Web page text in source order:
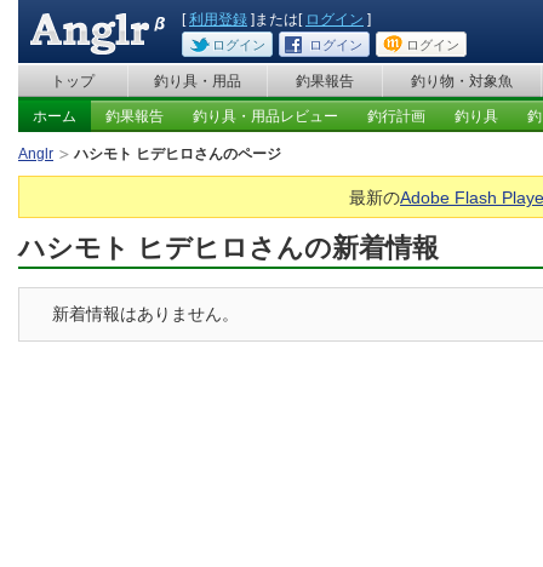
[利用登録 ]または[ ログイン ]
ログイン ログイン ログイン
トップ 釣り具・用品 釣果報告 釣り物・対象魚
ホーム 釣果報告 釣り具・用品レビュー 釣行計画 釣り具
Anglr ハシモト ヒデヒロさんのページ
最新のAdobe Flash
ハシモト ヒデヒロさんの新着情報
新着情報はありません。